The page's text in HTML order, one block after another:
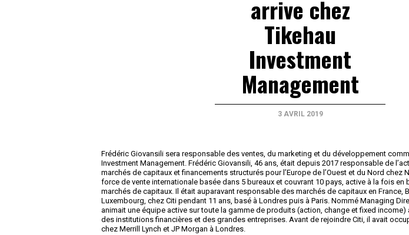
arrive chez
Tikehau
Investment
Management
3 AVRIL 2019
Frédéric Giovansili sera responsable des ventes, du marketing et du développement
Investment Management. Frédéric Giovansili, 46 ans, était depuis 2017 responsable de
marchés de capitaux et financements structurés pour l’Europe de l’Ouest et du Nord chez
force de vente internationale basée dans 5 bureaux et couvrant 10 pays, active à la fois en
marchés de capitaux. Il était auparavant responsable des marchés de capitaux en France,
Luxembourg, chez Citi pendant 11 ans, basé à Londres puis à Paris. Nommé Managing
animait une équipe active sur toute la gamme de produits (action, change et fixed income)
des institutions financières et des grandes entreprises. Avant de rejoindre Citi, il avait
chez Merrill Lynch et JP Morgan à Londres.